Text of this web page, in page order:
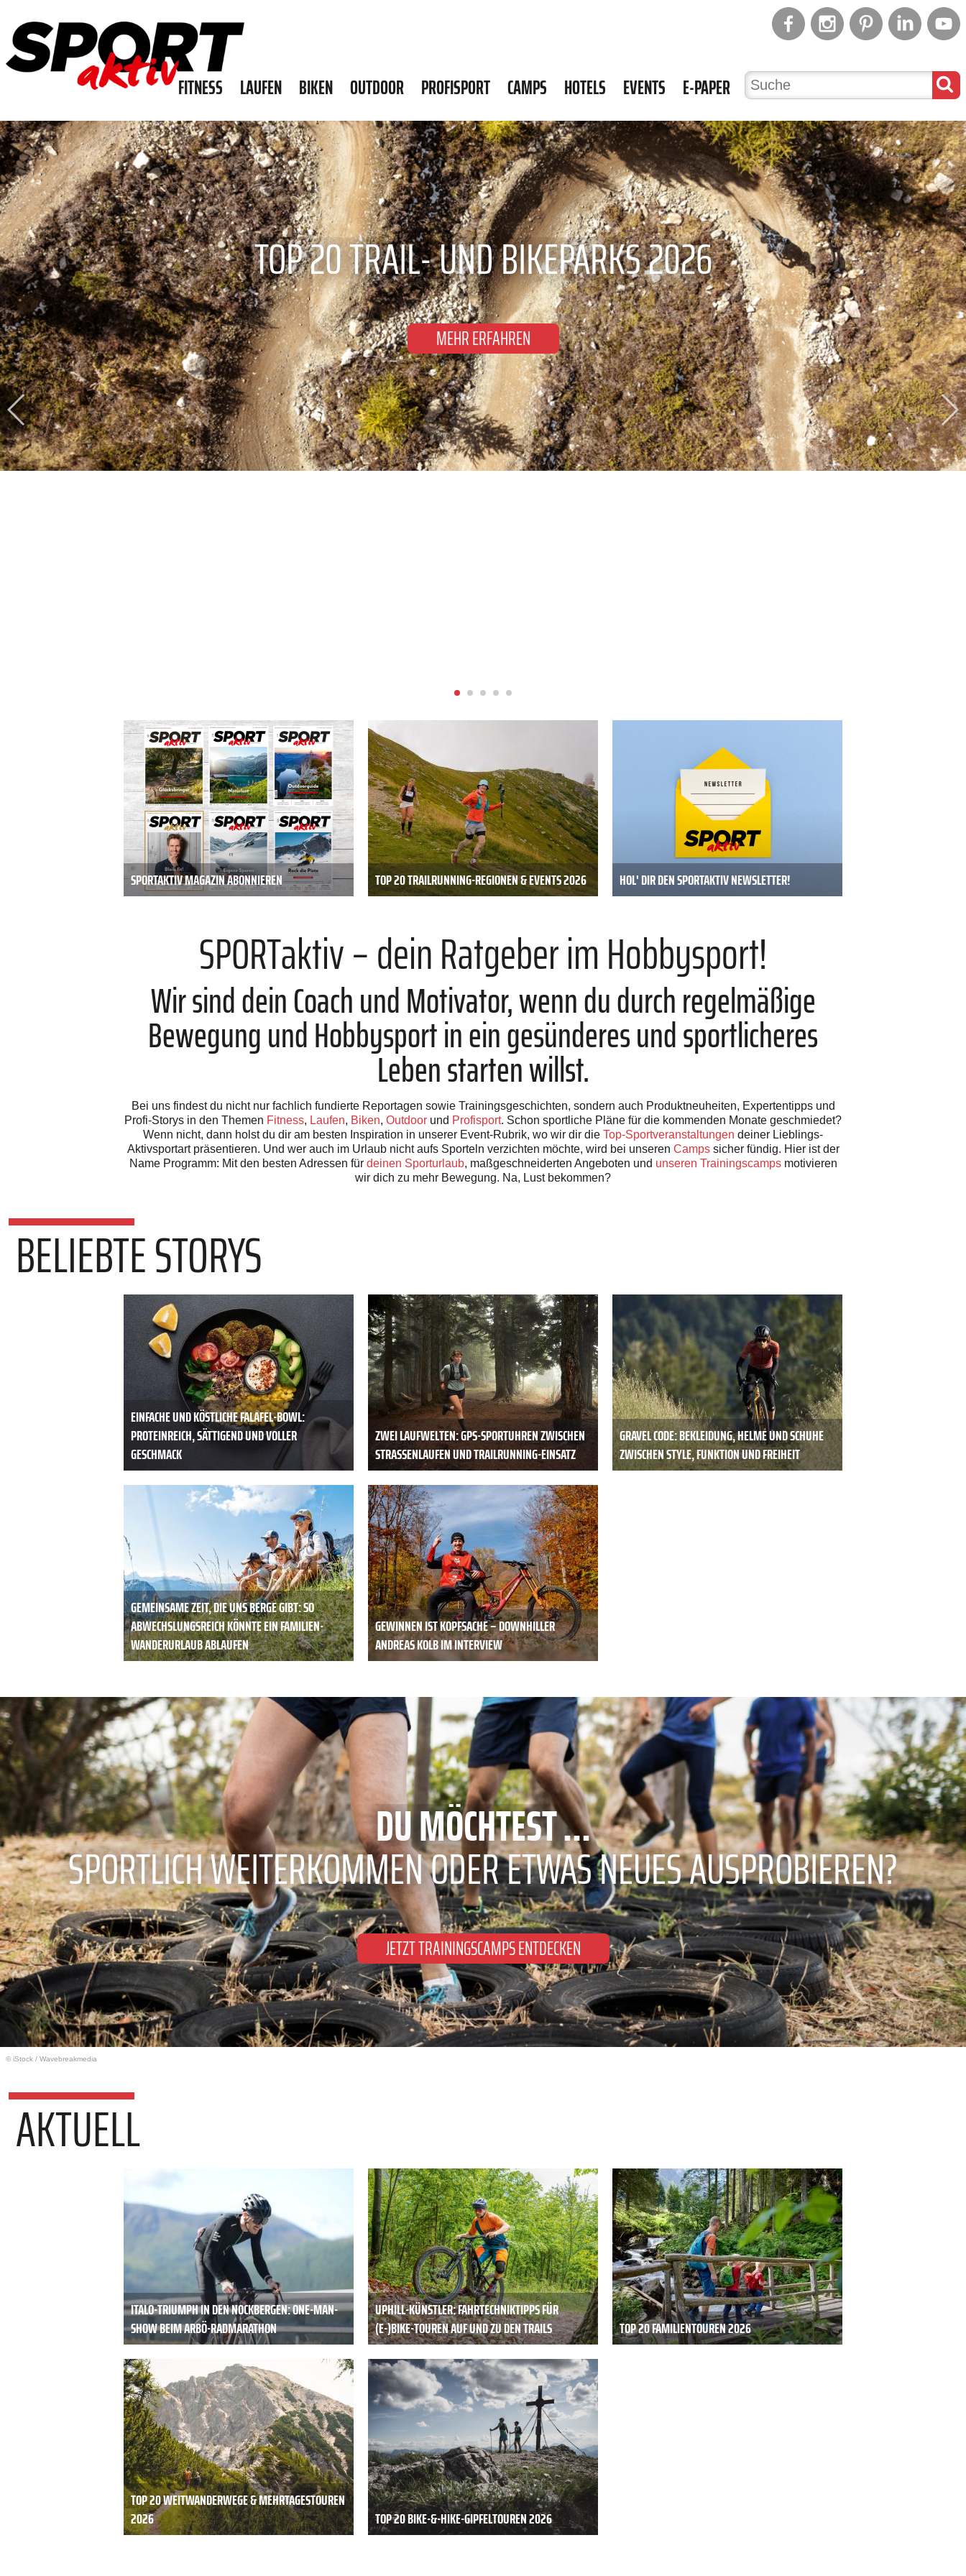
FITNESS LAUFEN BIKEN OUTDOOR PROFISPORT CAMPS HOTELS EVENTS E-PAPER
TOP 20 TRAIL- UND BIKEPARKS 2026
MEHR ERFAHREN
SPORTAKTIV MAGAZIN ABONNIEREN TOP 20 TRAILRUNNING-REGIONEN & EVENTS 2026 HOL' DIR DEN SPORTAKTIV NEWSLETTER!
SPORTaktiv – dein Ratgeber im Hobbysport!
Wir sind dein Coach und Motivator, wenn du durch regelmäßige
Bewegung und Hobbysport in ein gesünderes und sportlicheres
Leben starten willst.
Bei uns findest du nicht nur fachlich fundierte Reportagen sowie Trainingsgeschichten, sondern auch Produktneuheiten, Expertentipps und
Profi-Storys in den Themen Fitness, Laufen, Biken, Outdoor und Profisport. Schon sportliche Pläne für die kommenden Monate geschmiedet?
Wenn nicht, dann holst du dir am besten Inspiration in unserer Event-Rubrik, wo wir dir die Top-Sportveranstaltungen deiner Lieblings-
Aktivsportart präsentieren. Und wer auch im Urlaub nicht aufs Sporteln verzichten möchte, wird bei unseren Campssicher fündig. Hier ist der
Name Programm: Mit den besten Adressen für deinen Sporturlaub, maßgeschneiderten Angeboten und unseren Trainingscamps motivieren
wir dich zu mehr Bewegung. Na, Lust bekommen?
BELIEBTE STORYS
EINFACHE UND KÖSTLICHE FALAFEL-BOWL:
PROTEINREICH, SÄTTIGEND UND VOLLER
GESCHMACK
ZWEI LAUFWELTEN: GPS-SPORTUHREN ZWISCHEN
STRASSENLAUFEN UND TRAILRUNNING-EINSATZ
GRAVEL CODE: BEKLEIDUNG, HELME UND SCHUHE
ZWISCHEN STYLE, FUNKTION UND FREIHEIT
GEMEINSAME ZEIT, DIE UNS BERGE GIBT: SO
ABWECHSLUNGSREICH KÖNNTE EIN FAMILIEN-
WANDERURLAUB ABLAUFEN
GEWINNEN IST KOPFSACHE – DOWNHILLER
ANDREAS KOLB IM INTERVIEW
© iStock / Wavebreakmedia
DU MÖCHTEST ...
SPORTLICH WEITERKOMMEN ODER ETWAS NEUES AUSPROBIEREN?
JETZT TRAININGSCAMPS ENTDECKEN
AKTUELL
ITALO-TRIUMPH IN DEN NOCKBERGEN: ONE-MAN-
SHOW BEIM ARBÖ-RADMARATHON
UPHILL-KÜNSTLER: FAHRTECHNIKTIPPS FÜR
(E-)BIKE-TOUREN AUF UND ZU DEN TRAILS
TOP 20 FAMILIENTOUREN 2026
TOP 20 WEITWANDERWEGE & MEHRTAGESTOUREN
2026
TOP 20 BIKE-&-HIKE-GIPFELTOUREN 2026